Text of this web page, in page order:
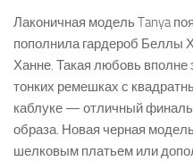
Лаконичная модель Tanya
пополнила гардероб Беллы
Ханне. Такая любовь
тонких ремешках с
каблуке — отличный
образа. Новая черная
шелковым платьем или